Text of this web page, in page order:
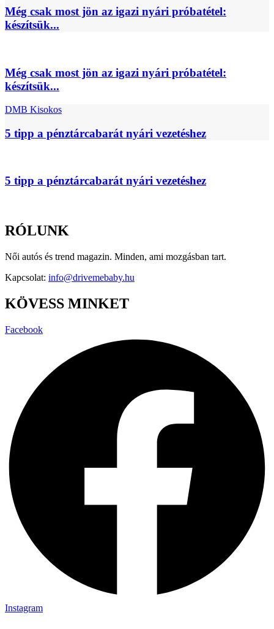
Még csak most jön az igazi nyári próbatétel:
készítsük...
Még csak most jön az igazi nyári próbatétel:
készítsük...
DMB Kisokos
5 tipp a pénztárcabarát nyári vezetéshez
5 tipp a pénztárcabarát nyári vezetéshez
RÓLUNK
Női autós és trend magazin. Minden, ami mozgásban tart.
Kapcsolat: info@drivemebaby.hu
KÖVESS MINKET
Facebook
Instagram